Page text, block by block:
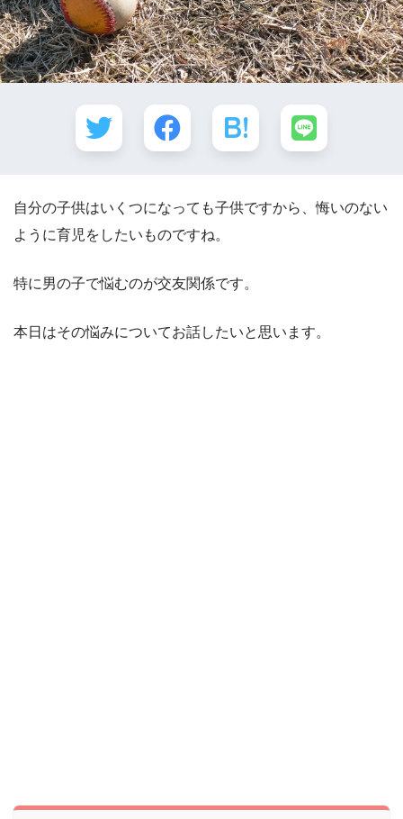
自分の子供はいくつになっても子供ですから、悔いのない
ように育児をしたいものですね。
特に男の子で悩むのが交友関係です。
本日はその悩みについてお話したいと思います。